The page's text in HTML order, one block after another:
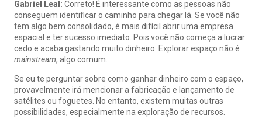
Gabriel Leal: Correto! É interessante como as pessoas não
conseguem identificar o caminho para chegar lá. Se você não
tem algo bem consolidado, é mais difícil abrir uma empresa
espacial e ter sucesso imediato. Pois você não começa a lucrar
cedo e acaba gastando muito dinheiro. Explorar espaço não é
mainstream, algo comum.
Se eu te perguntar sobre como ganhar dinheiro com o espaço,
provavelmente irá mencionar a fabricação e lançamento de
satélites ou foguetes. No entanto, existem muitas outras
possibilidades, especialmente na exploração de recursos.